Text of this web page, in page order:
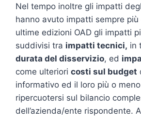
Nel tempo inoltre gli impatti
hanno avuto impatti sempre più
ultime edizioni OAD gli impatti
suddivisi tra impatti tecnici, in
durata del disservizio, ed
come ulteriori costi sul budget
informativo ed il loro più o
ripercuotersi sul bilancio
dell’azienda/ente rispondente.